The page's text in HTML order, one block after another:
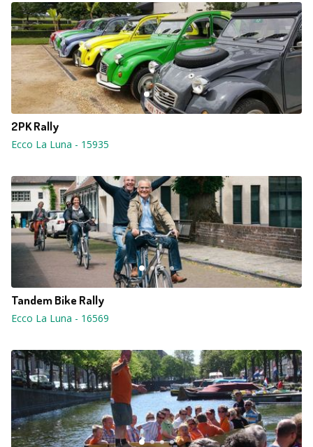
2PK Rally
Ecco La Luna - 15935
Tandem Bike Rally
Ecco La Luna - 16569